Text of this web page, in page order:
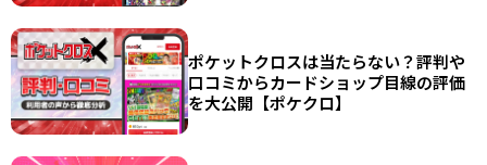
ポケットクロスは当たらない？評判や
口コミからカードショップ目線の評価
を大公開【ポケクロ】